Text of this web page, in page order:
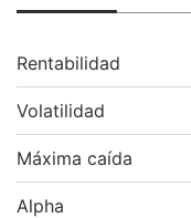
Rentabilidad
Volatilidad
Máxima caída
Alpha